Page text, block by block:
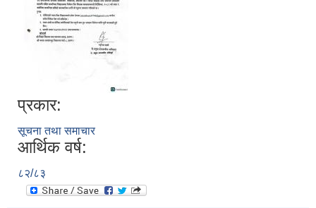
प्रकार:
सूचना तथा समाचार
आर्थिक वर्ष:
८२/८३